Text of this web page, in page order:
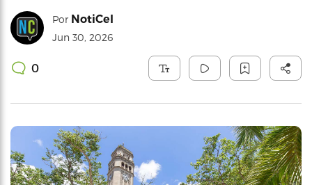
Por NotiCel
Jun 30, 2026
0